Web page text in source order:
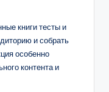
книги тесты и
и собрать
особенно
контента и